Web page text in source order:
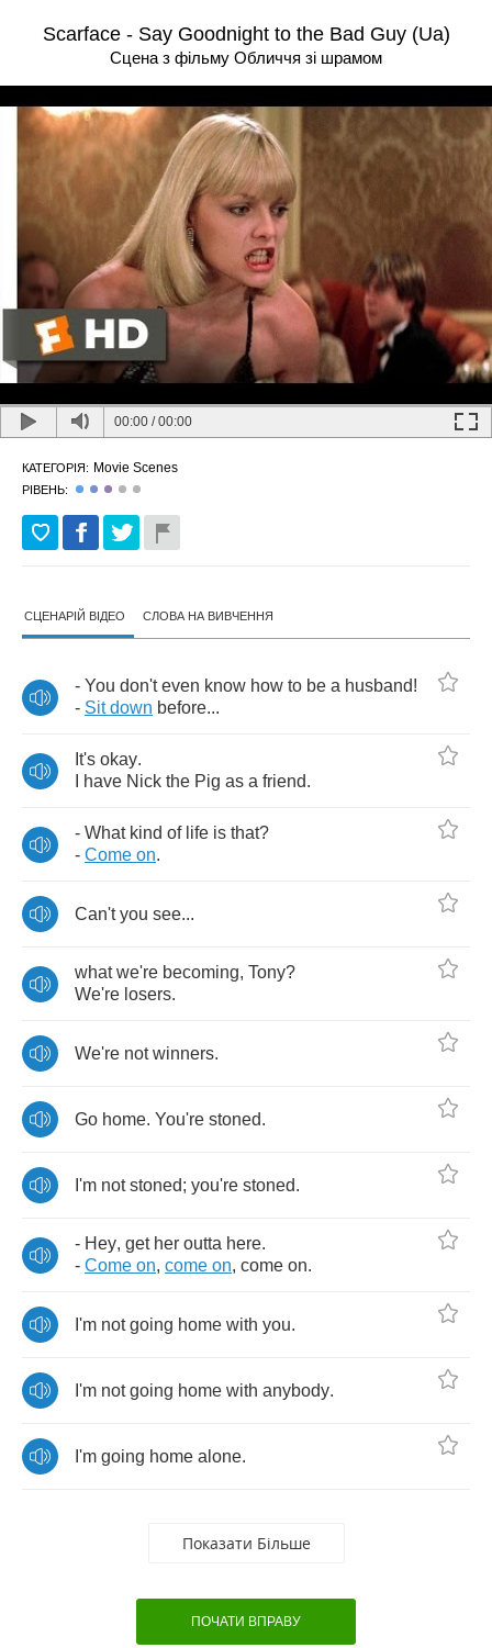
Scarface - Say Goodnight to the Bad Guy (Ua)
Сцена з фільму Обличчя зi шрамом
00:00 /00:00
КАТЕГОРІЯ: Movie Scenes
РІВЕНЬ:
СЦЕНАРІЙ ВІДЕО СЛОВА НА ВИВЧЕННЯ
- You don't even know how to be a husband!
- Sit down before...
It's okay.
have Nick the Pig as a friend.
- What kind of life is that?
- Come on.
Can't you see...
what we're becoming, Tony?
We're losers.
We're not winners.
Go home. You're stoned.
I'm not stoned; you're stoned.
- Hey, get her outta here.
- Come on, come on, come on.
I'm not going home with you.
I'm not going home with anybody.
I'm going home alone.
Показати Більше
ПОЧАТИ ВПРАВУ